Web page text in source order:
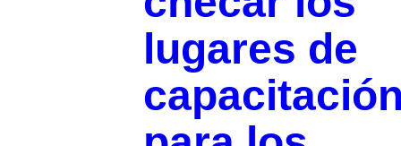
lugares de